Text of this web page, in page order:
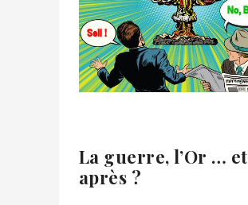
La guerre, l’Or … et
après ?